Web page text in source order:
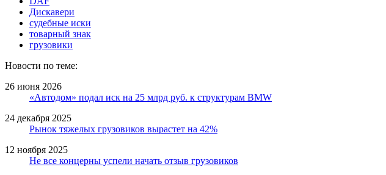
Дискавери
судебные иски
товарный знак
грузовики
Новости по теме:
26 июня 2026
«Автодом» подал иск на 25 млрд руб. к структурам BMW
24 декабря 2025
Рынок тяжелых грузовиков вырастет на 42%
12 ноября 2025
Не все концерны успели начать отзыв грузовиков